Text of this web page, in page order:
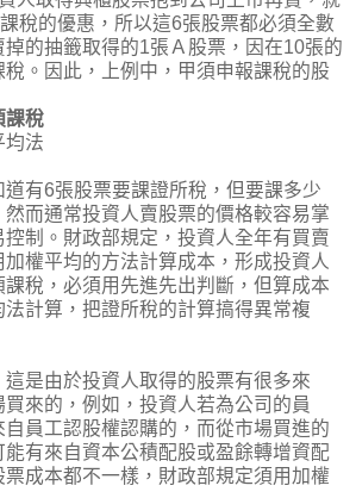
稅的優惠，所以這6張股票都必須全數
的抽籤取得的1張Ａ股票，因在10張的
。因此，上例中，甲須申報課稅的股
課稅
均法
道有6張股票要課證所稅，但要課多少
而通常投資人賣股票的價格較容易掌
制。財政部規定，投資人全年有買賣
權平均的方法計算成本，形成投資人
稅，必須用先進先出判斷，但算成本
計算，把證所稅的計算搞得異常複
是由於投資人取得的股票有很多來
來的，例如，投資人若為公司的員
員工認股權認購的，而從市場買進的
有來自資本公積配股或盈餘轉增資配
成本都不一樣，財政部規定須用加權